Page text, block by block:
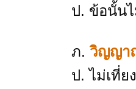
ป. ข้อนั้นไ
ภ.วิญญา
ป. ไม่เที่ย